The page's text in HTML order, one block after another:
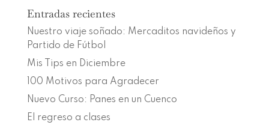
Entradas recientes
Nuestro viaje soñado: Mercaditos navideños y
Partido de Fútbol
Mis Tips en Diciembre
100 Motivos para Agradecer
Nuevo Curso: Panes en un Cuenco
El regreso a clases